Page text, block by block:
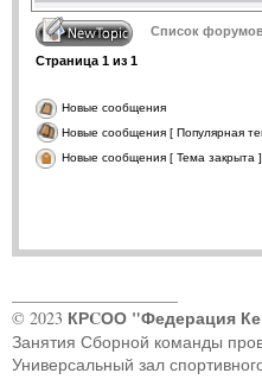
Список
Страница 1 из 1
Новые сообщения
Новые сообщения [ Популярная
Новые сообщения [ Тема закрыта ]
© 2023 КРCОО "Федерация
Занятия Сборной команды
Универсальный зал